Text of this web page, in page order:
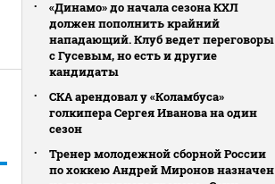
«Динамо» до начала сезона КХЛ
должен пополнить крайний
нападающий. Клуб ведет переговоры
с Гусевым, но есть и другие
кандидаты
СКА арендовал у «Коламбуса»
голкипера Сергея Иванова на один
сезон
Тренер молодежной сборной России
по хоккею Андрей Миронов назначен